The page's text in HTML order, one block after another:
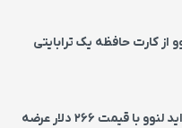
از کارت حافظه یک ترابایتی
مانیتور خمیده و اولتراواید لنوو با قیمت ۲۶۶ دلار عرضه